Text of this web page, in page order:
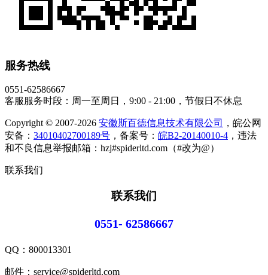
服务热线
0551-62586667
客服服务时段：周一至周日，9:00 - 21:00，节假日不休息
Copyright © 2007-2026 安徽斯百德信息技术有限公司
，皖公网
安备： 34010402700189号 ，备案号： 皖B2-20140010-4 ，违法
和不良信息举报邮箱：hzj#spiderltd.com（#改为@）
联系我们
联系我们
0551- 62586667
QQ： 800013301
邮件：service@spiderltd.com